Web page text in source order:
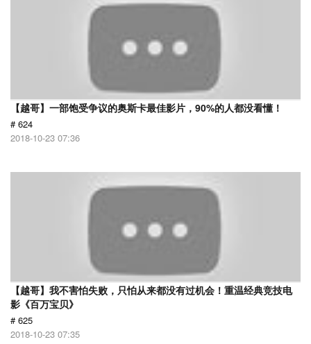
【越哥】一部饱受争议的奥斯卡最佳影片，90%的人都没看懂！
# 624
2018-10-23 07:36
【越哥】我不害怕失败，只怕从来都没有过机会！重温经典竞技电
影《百万宝贝》
# 625
2018-10-23 07:35